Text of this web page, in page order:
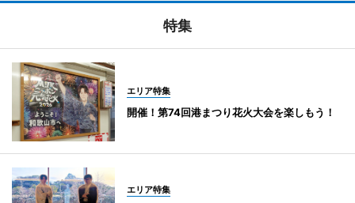
特集
エリア特集
開催！第74回港まつり花火大会を楽しもう！
エリア特集